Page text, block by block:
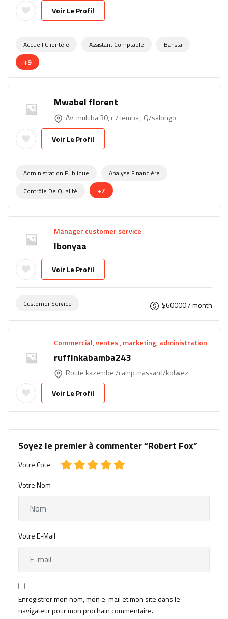
Voir Le Profil
Accueil Clientèle Assistant Comptable Barista
+9
Mwabel florent
Av. muluba 30, c / lemba , Q/salongo
Voir Le Profil
Administration Publique
Analyse Financière
Contrôle De Qualité
+7
Manager customer service
lbonyaa
Voir Le Profil
Customer Service $60000/ month
Commercial, ventes , marketing, administration
ruffinkabamba243
Route kazembe /camp massard/kolwezi
Voir Le Profil
Soyez le premier à commenter “Robert Fox”
Votre Cote
Votre Nom
Votre E-Mail
Enregistrer mon nom, mon e-mail et mon site dans le
navigateur pour mon prochain commentaire.